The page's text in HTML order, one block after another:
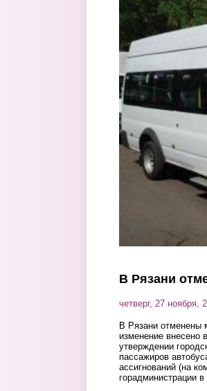
Перейти к основному содержанию
В Рязани
четверг, 27 ноября,
В Рязани
изменение внесено
утверждении
пассажиров
ассигнований (на
горадминистрации в